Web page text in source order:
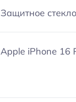
Защитное стекло
Apple iPhone 16